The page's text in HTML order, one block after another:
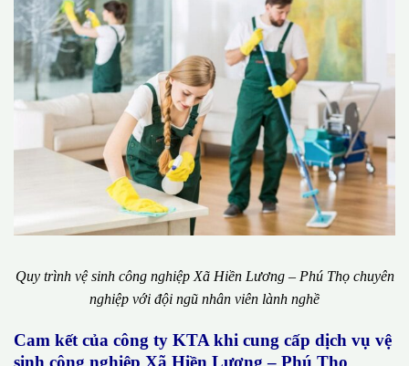
Quy trình vệ sinh công nghiệp Xã Hiền Lương – Phú Thọ chuyên
nghiệp với đội ngũ nhân viên lành nghề
Cam kết của công ty KTA khi cung cấp dịch vụ vệ
sinh công nghiệp Xã Hiền Lương – Phú Thọ